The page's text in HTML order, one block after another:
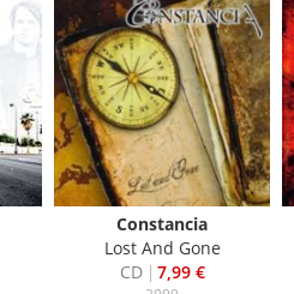
Constancia
Lost And Gone
CD
7,99 €